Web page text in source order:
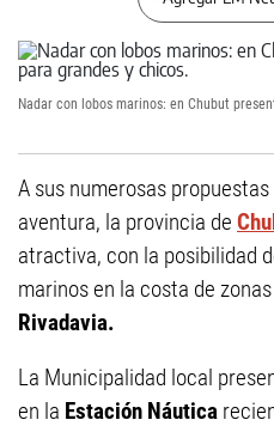
Nadar con lobos marinos: en Chubut
A sus numerosas
aventura, la provincia de
atractiva, con la posibilidad
marinos en la costa de
Rivadavia.
La Municipalidad local
en la Estación Náutica